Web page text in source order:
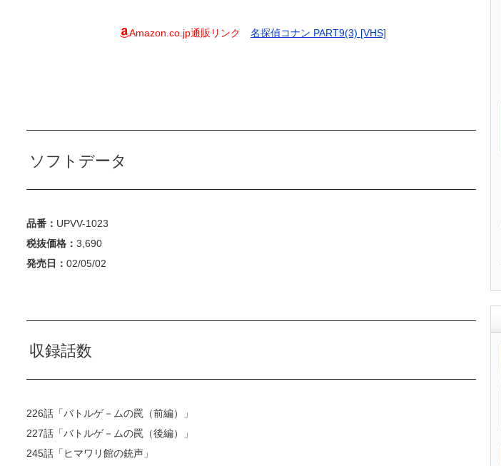
Amazon.co.jp通販リンク 名探偵コナン PART9(3) [VHS]
ソフトデータ
品番： UPVV-1023
税抜価格： 3,690
発売日： 02/05/02
収録話数
226話「バトルゲ－ムの罠（前編）」
227話「バトルゲ－ムの罠（後編）」
245話「ヒマワリ館の銃声」